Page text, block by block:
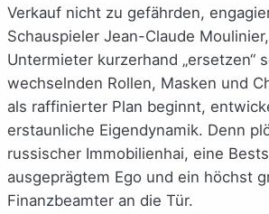
Verkauf nicht zu gefährden,
Schauspieler Jean-Claude
Untermieter kurzerhand „ersetzen“
wechselnden Rollen, Masken und
als raffinierter Plan beginnt,
erstaunliche Eigendynamik. Denn
russischer Immobilienhai, eine
ausgeprägtem Ego und ein höchst
Finanzbeamter an die Tür.